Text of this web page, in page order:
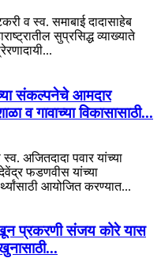
व स्व. समाबाई दादासाहेब
सुप्रसिद्ध व्याख्याते
संकल्पनेचे आमदार
व गावाच्या विकासासाठी...
अजितदादा पवार यांच्या
फडणवीस यांच्या
आयोजित करण्यात...
खून प्रकरणी संजय कोरे यास